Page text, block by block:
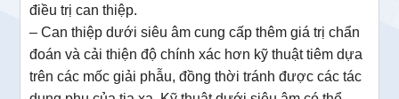
điều trị can thiệp.
– Can thiệp dưới siêu âm cung cấp thêm giá trị chẩn
đoán và cải thiện độ chính xác hơn kỹ thuật tiêm dựa
trên các mốc giải phẫu, đồng thời tránh được các tác